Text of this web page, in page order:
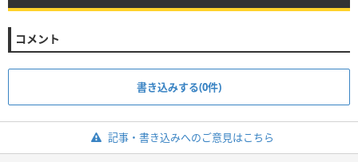
コメント
書き込みする(0件)
記事・書き込みへのご意見はこちら